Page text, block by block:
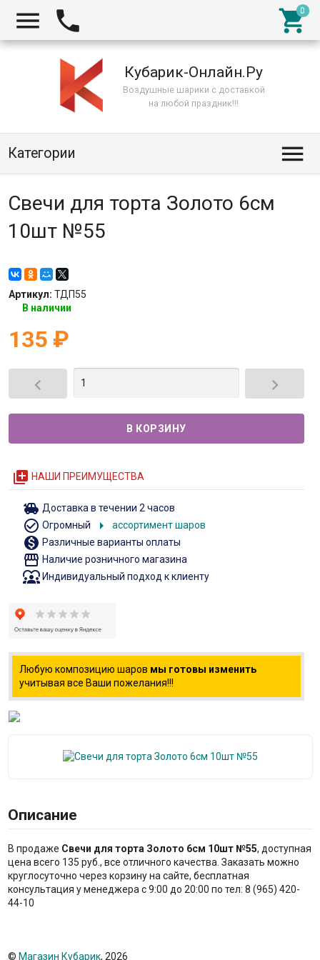
  
Кубарик-Онлайн.Ру
Воздушные шарики с доставкой
на любой праздник!!!
Категории 
Свечи для торта Золото 6см
10шт №55
Артикул: ТДП55
В наличии
135 ₽
 
queue НАШИ ПРЕИМУЩЕСТВА
toys Доставка в течении 2 часов
check_circle_outline Огромный arrow_right ассортимент шаров
monetization_on Различные варианты оплаты
storefront Наличие розничного магазина
diversity_1Индивидуальный подход к клиенту
Любую композицию шаров мы готовы изменить
учитывая все Ваши пожелания!!!
Описание
В продаже Свечи для торта Золото 6см 10шт №55, доступная
цена всего 135 руб., все отличного качества. Заказать можно
круглосуточно через корзину на сайте, бесплатная
консультация у менеджера с 9:00 до 20:00 по тел: 8 (965) 420-
44-10
© Магазин Кубарик, 2026